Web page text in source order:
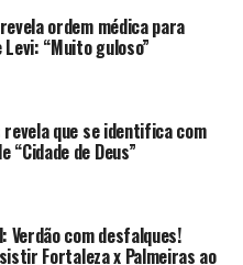
criadas por jogadores
encontrou dificuldades
linhas defensivas
um ponto crítico, com a
levar a bola de forma
A força defensiva do
para a escassez de
uma abordagem mais
ordem médica para
“Muito guloso”
revela que se identifica com
“Cidade de Deus”
Verdão com desfalques!
Fortaleza x Palmeiras ao